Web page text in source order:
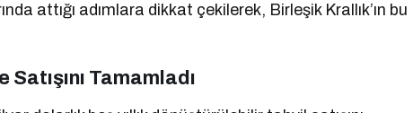
attığı adımlara dikkat çekilerek, Birleşik Krallık’ın bu
Tamamladı